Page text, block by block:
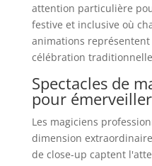
attention particulière
festive et inclusive où
animations représentent
célébration
Spectacles de
pour
Les magiciens
dimension
de close-up captent